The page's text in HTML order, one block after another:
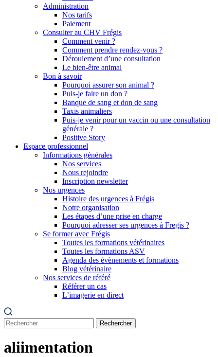
Administration
Nos tarifs
Paiement
Consulter au CHV Frégis
Comment venir ?
Comment prendre rendez-vous ?
Déroulement d’une consultation
Le bien-être animal
Bon à savoir
Pourquoi assurer son animal ?
Puis-je faire un don ?
Banque de sang et don de sang
Taxis animaliers
Puis-je venir pour un vaccin ou une consultation
générale ?
Positive Story
Espace professionnel
Informations générales
Nos services
Nous rejoindre
Inscription newsletter
Nos urgences
Histoire des urgences à Frégis
Notre organisation
Les étapes d’une prise en charge
Pourquoi adresser ses urgences à Fregis ?
Se former avec Frégis
Toutes les formations vétérinaires
Toutes les formations ASV
Agenda des évènements et formations
Blog vétérinaire
Nos services de référé
Référer un cas
L’imagerie en direct
Rechercher
aliimentation